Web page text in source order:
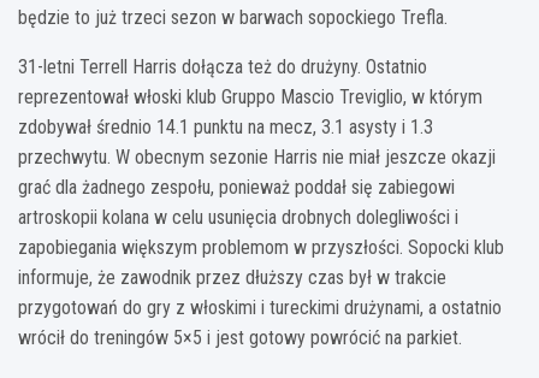
będzie to już trzeci sezon w barwach sopockiego Trefla.
31-letni Terrell Harris dołącza też do drużyny. Ostatnio
reprezentował włoski klub Gruppo Mascio Treviglio, w którym
zdobywał średnio 14.1 punktu na mecz, 3.1 asysty i 1.3
przechwytu. W obecnym sezonie Harris nie miał jeszcze okazji
grać dla żadnego zespołu, ponieważ poddał się zabiegowi
artroskopii kolana w celu usunięcia drobnych dolegliwości i
zapobiegania większym problemom w przyszłości. Sopocki klub
informuje, że zawodnik przez dłuższy czas był w trakcie
przygotowań do gry z włoskimi i tureckimi drużynami, a ostatnio
wrócił do treningów 5×5 i jest gotowy powrócić na parkiet.